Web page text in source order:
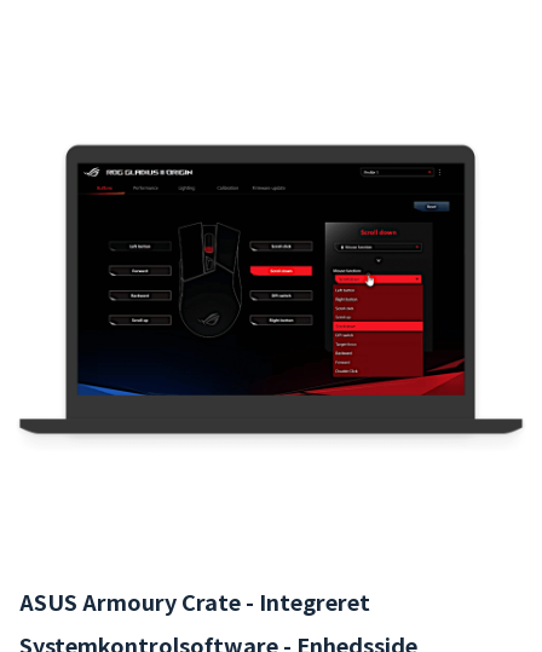
ASUS Armoury Crate - Integreret
Systemkontrolsoftware - Enhedsside